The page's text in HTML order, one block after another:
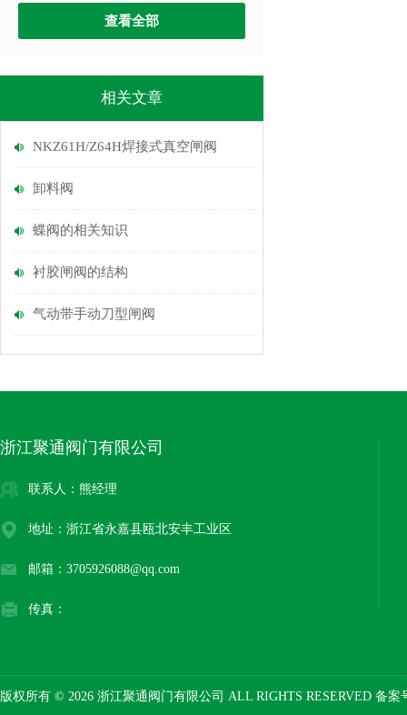
查看全部
相关文章
NKZ61H/Z64H焊接式真空闸阀
卸料阀
蝶阀的相关知识
衬胶闸阀的结构
气动带手动刀型闸阀
浙江聚通阀门有限公司
联系人：熊经理
地址：浙江省永嘉县瓯北安丰工业区
邮箱：3705926088@qq.com
传真：
版权所有 © 2026 浙江聚通阀门有限公司 ALL RIGHTS RESERVED 备案